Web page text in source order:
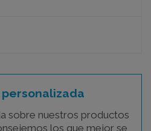
sobre nuestros productos
los que mejor se